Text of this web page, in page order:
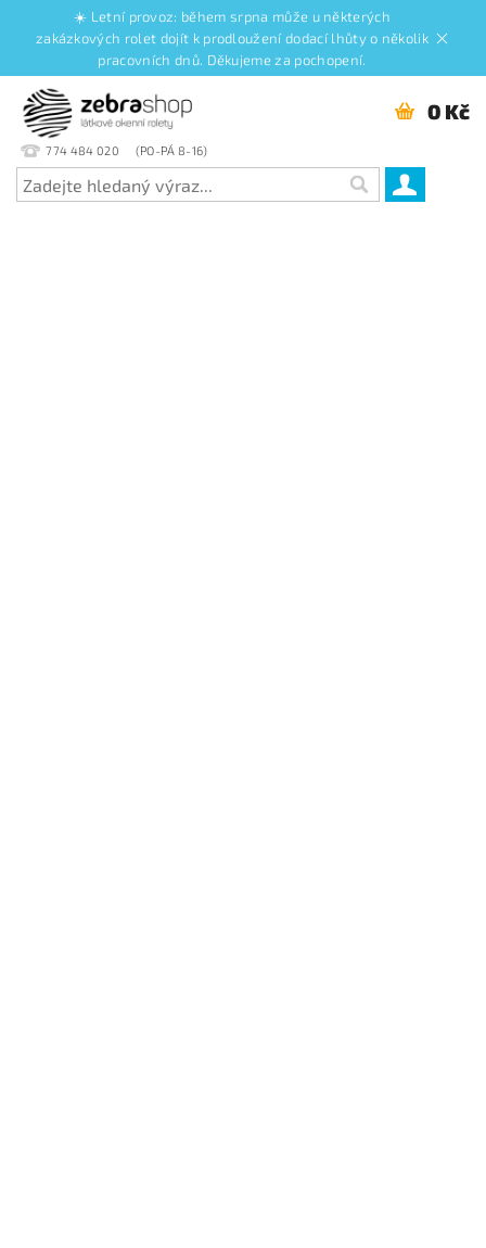
☀️ Letní provoz: během srpna může u některých
zakázkových rolet dojít k prodloužení dodací lhůty o několik
pracovních dnů. Děkujeme za pochopení.
774 484 020
0 Kč